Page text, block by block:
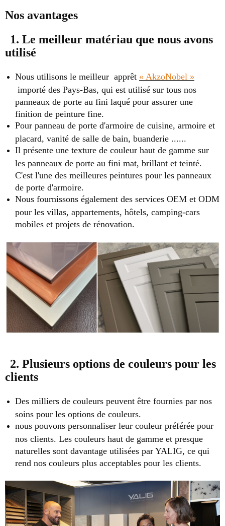
Nos avantages
1. Le meilleur matériau que nous avons
utilisé
Nous utilisons le meilleur apprêt « AkzoNobel »
importé des Pays-Bas, qui est utilisé sur tous nos
panneaux de porte au fini laqué pour assurer une
finition de peinture fine.
Pour panneau de porte d'armoire de cuisine, armoire et
placard, vanité de salle de bain, buanderie ......
Il présente une texture de couleur haut de gamme sur
les panneaux de porte au fini mat, brillant et teinté.
C'est l'une des meilleures peintures pour les panneaux
de porte d'armoire.
Nous fournissons également des services OEM et ODM
pour les villas, appartements, hôtels, camping-cars
mobiles et projets de rénovation.
2. Plusieurs options de couleurs pour les
clients
Des milliers de couleurs peuvent être fournies par nos
soins pour les options de couleurs.
nous pouvons personnaliser leur couleur préférée pour
nos clients. Les couleurs haut de gamme et presque
naturelles sont davantage utilisées par YALIG, ce qui
rend nos couleurs plus acceptables pour les clients.